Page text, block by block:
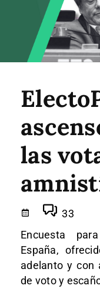
las
33
Encuesta
España,
adelanto y con
de voto y